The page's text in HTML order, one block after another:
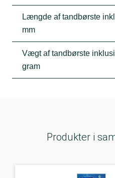
Længde af tandbørste
mm
Vægt af tandbørste
gram
Produkter i